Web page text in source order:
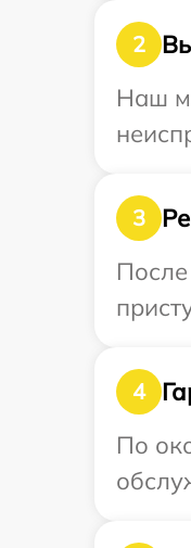
2
Наш
3
4
По